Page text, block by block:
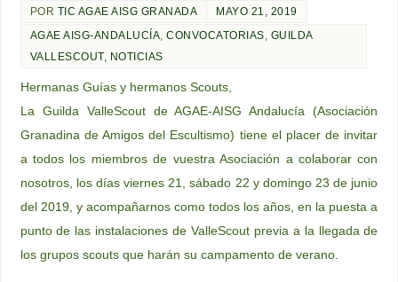
POR TIC AGAE AISG GRANADA
MAYO 21, 2019
AGAE AISG-ANDALUCÍA ,CONVOCATORIAS GUILDA
VALLESCOUT, NOTICIAS
Hermanas Guías y hermanos Scouts,
La Guilda ValleScout de AGAE-AISG Andalucía (Asociación
Granadina de Amigos del Escultismo) tiene el placer de invitar
a todos los miembros de vuestra Asociación a colaborar con
nosotros, los días viernes 21, sábado 22 y domingo 23 de junio
del 2019, y acompañarnos como todos los años, en la puesta a
punto de las instalaciones de ValleScout previa a la llegada de
los grupos scouts que harán su campamento de verano.